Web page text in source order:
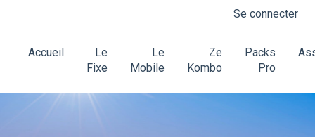
Se connecter
Accueil
Le
Fixe
Le
Mobile
Ze
Kombo
Packs
Pro